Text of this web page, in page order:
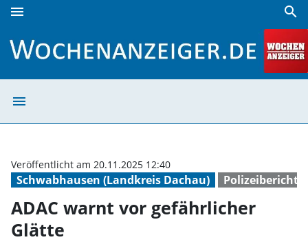
menu search
menu
Schwabhausen (Landkreis Dachau) Polizeiberichte
Veröffentlicht am 20.11.2025 12:40
ADAC warnt vor gefährlicher
Glätte